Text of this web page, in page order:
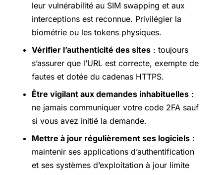
leur vulnérabilité au SIM swapping et aux
interceptions est reconnue. Privilégier la
biométrie ou les tokens physiques.
Vérifier l’authenticité des sites : toujours
s’assurer que l’URL est correcte, exempte de
fautes et dotée du cadenas HTTPS.
Être vigilant aux demandes inhabituelles :
ne jamais communiquer votre code 2FA sauf
si vous avez initié la demande.
Mettre à jour régulièrement ses logiciels :
maintenir ses applications d’authentification
et ses systèmes d’exploitation à jour limite